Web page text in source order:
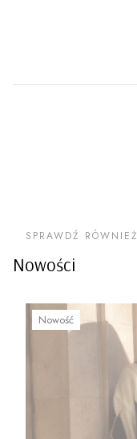
Nowości
SPRAWDŹ RÓWNIEŻ
Nowość